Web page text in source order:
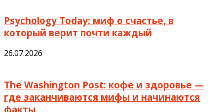
Psychology Today: миф о счастье, в
который верит почти каждый
26.07.2026
The Washington Post: кофе и здоровье —
где заканчиваются мифы и начинаются
факты